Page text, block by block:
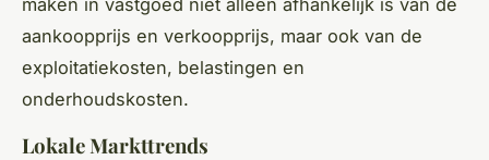
aankoopprijs en verkoopprijs, maar ook van de
exploitatiekosten, belastingen en
onderhoudskosten.
Lokale Markttrends